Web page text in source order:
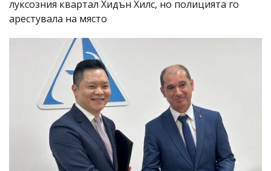
луксозния квартал Хидън Хилс, но полицията го
арестувала на място